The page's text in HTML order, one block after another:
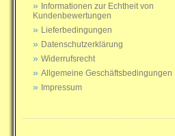
Informationen zur Echtheit von
Kundenbewertungen
Lieferbedingungen
Datenschutzerklärung
Widerrufsrecht
Allgemeine Geschäftsbedingungen
Impressum